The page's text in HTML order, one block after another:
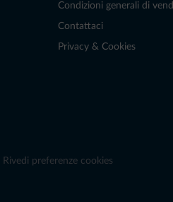
Condizioni generali di
Contattaci
Privacy & Cookies
Rivedi preferenze cookies